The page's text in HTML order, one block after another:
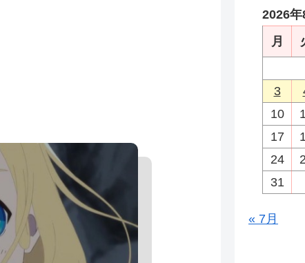
2026年
月
3
10
17
24
31
« 7月